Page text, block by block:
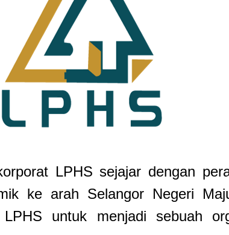
LPHS sejajar dengan
ke arah Selangor Negeri
untuk menjadi sebuah